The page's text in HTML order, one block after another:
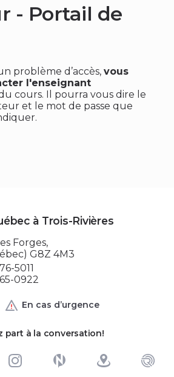
- Portail de
problème d’accès, vous
l'enseignant
cours. Il pourra vous dire le
et le mot de passe que
à Trois-Rivières
Forges,
G8Z 4M3
5011
0922
En cas d’urgence
part à la conversation!